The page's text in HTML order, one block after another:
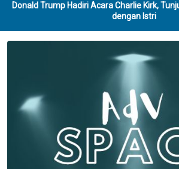
Donald Trump Hadiri Acara Charlie Kirk,
dengan Istri